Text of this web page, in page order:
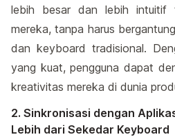
lebih besar dan lebih intuitif
mereka, tanpa harus
dan keyboard tradisional.
yang kuat, pengguna dapat
kreativitas mereka di dunia
2. Sinkronisasi dengan
Lebih dari Sekedar Keyboard